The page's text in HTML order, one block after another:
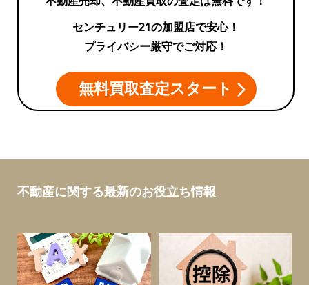
センチュリー21の加盟店で安心！
プライバシー厳守でご対応！
無料買取査定スタート
不動産に関する最新のお役立ち情報